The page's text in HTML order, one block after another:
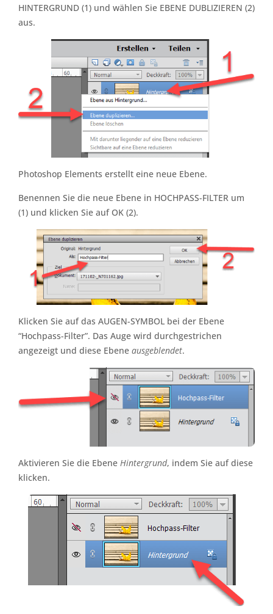
HINTERGRUND (1) und wählen Sie EBENE DUBLIZIEREN (2)
aus.
Photoshop Elements erstellt eine neue Ebene.
Benennen Sie die neue Ebene in HOCHPASS-FILTER um
(1) und klicken Sie auf OK (2).
Klicken Sie auf das AUGEN-SYMBOL bei der Ebene
“Hochpass-Filter”. Das Auge wird durchgestrichen
angezeigt und diese Ebene ausgeblendet.
Aktivieren Sie die Ebene Hintergrund, indem Sie auf diese
klicken.